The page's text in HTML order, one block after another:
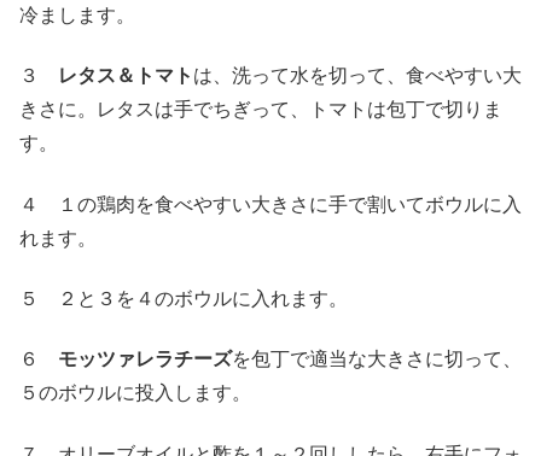
冷まします。
３ レタス＆トマト は、洗って水を切って、食べやすい大
きさに。レタスは手でちぎって、トマトは包丁で切りま
す。
４ １の鶏肉を食べやすい大きさに手で割いてボウルに入
れます。
５ ２と３を４のボウルに入れます。
６ モッツァレラチーズを包丁で適当な大きさに切って、
５のボウルに投入します。